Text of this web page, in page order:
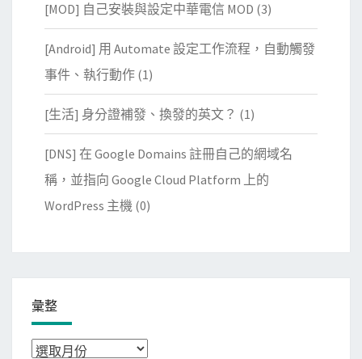
[MOD] 自己安裝與設定中華電信 MOD (3)
[Android] 用 Automate 設定工作流程，自動觸發
事件、執行動作 (1)
[生活] 身分證補發、換發的英文？ (1)
[DNS] 在 Google Domains 註冊自己的網域名
稱，並指向 Google Cloud Platform 上的
WordPress 主機 (0)
彙整
彙